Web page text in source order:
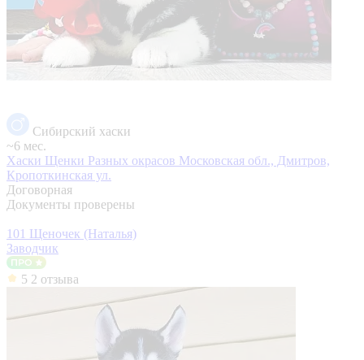
Сибирский хаски
~6 мес.
Хаски Щенки Разных окрасов Московская обл., Дмитров,
Кропоткинская ул.
Договорная
Документы проверены
101 Щеночек (Наталья)
Заводчик
5 2 отзыва